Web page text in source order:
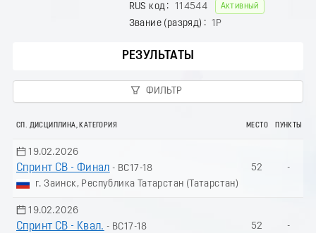
RUS код
114544 Активный
Звание (разряд) 1Р
РЕЗУЛЬТАТЫ
ФИЛЬТР
СП. ДИСЦИПЛИНА, КАТЕГОРИЯ МЕСТО ПУНКТЫ
19.02.2026
Спринт СВ - Финал - ВС17-18
г. Заинск, Республика Татарстан (Татарстан)
52 -
19.02.2026
Спринт СВ - Квал. - ВС17-18
52 -